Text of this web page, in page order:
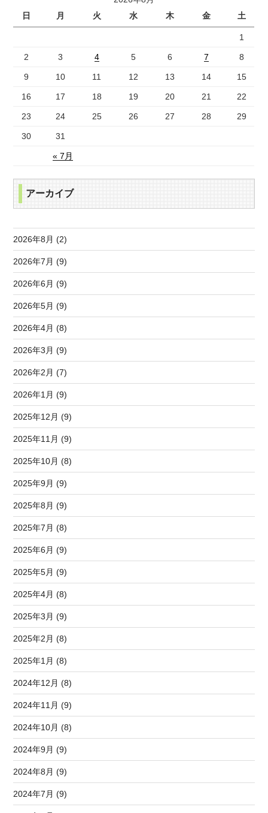
日
月 火 水 木 金 土
« 7月
1
2 3 4 5 6 7 8
9 10 11 12 13 14 15
16 17 18 19 20 21 22
23 24 25 26 27 28 29
30 31
アーカイブ
2026年8月 (2)
2026年7月 (9)
2026年6月 (9)
2026年5月 (9)
2026年4月 (8)
2026年3月 (9)
2026年2月 (7)
2026年1月 (9)
2025年12月 (9)
2025年11月 (9)
2025年10月 (8)
2025年9月 (9)
2025年8月 (9)
2025年7月 (8)
2025年6月 (9)
2025年5月 (9)
2025年4月 (8)
2025年3月 (9)
2025年2月 (8)
2025年1月 (8)
2024年12月 (8)
2024年11月 (9)
2024年10月 (8)
2024年9月 (9)
2024年8月 (9)
2024年7月 (9)